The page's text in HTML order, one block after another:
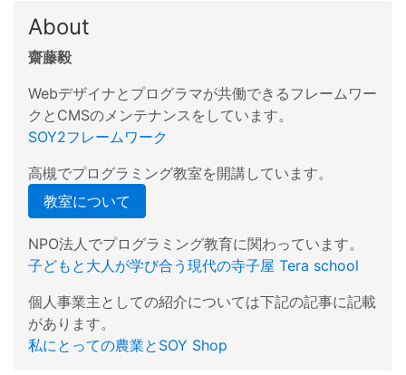
About
齋藤毅
Webデザイナとプログラマが共働できるフレームワー
クとCMSのメンテナンスをしています。
SOY2フレームワーク
高槻でプログラミング教室を開講しています。
教室について
NPO法人でプログラミング教育に関わっています。
子どもと大人が学び合う現代の寺子屋 Tera school
個人事業主としての紹介については下記の記事に記載
があります。
私にとっての農業とSOY Shop